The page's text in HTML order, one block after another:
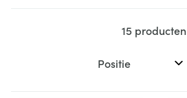
15 producten
Sorteer op: